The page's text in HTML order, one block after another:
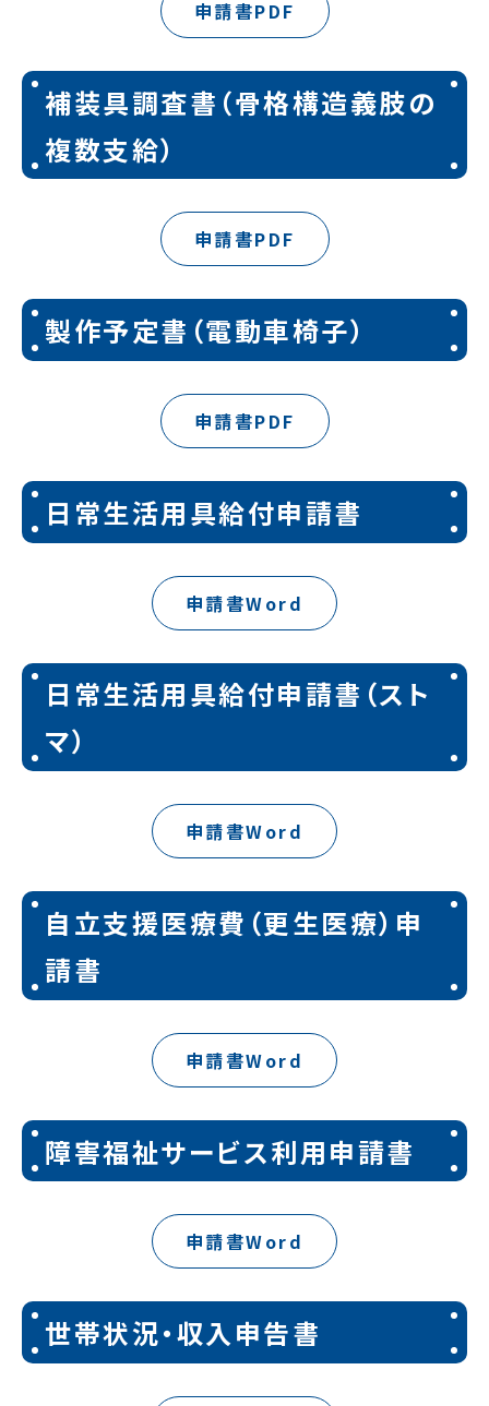
申請書PDF
補装具調査書（骨格構造義肢の
複数支給）
申請書PDF
製作予定書（電動車椅子）
申請書PDF
日常生活用具給付申請書
申請書Word
日常生活用具給付申請書（スト
マ）
申請書Word
自立支援医療費（更生医療）申
請書
申請書Word
障害福祉サービス利用申請書
申請書Word
世帯状況・収入申告書